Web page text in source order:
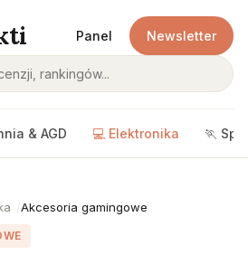
Panel Newsletter
& AGD 💻 Elektronika 🏃
Akcesoria gamingowe